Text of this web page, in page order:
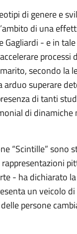
di genere e
di una
Gagliardi - e in
processi
secondo la
arduo superare
di tanti
di dinamiche
“Scintille” sono
- ha dichiarato la
un veicolo di
persone